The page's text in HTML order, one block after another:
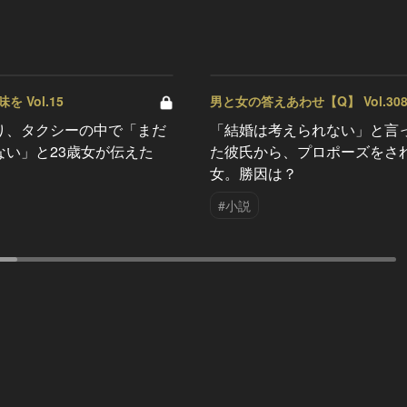
を Vol.15
、タクシーの中で「まだ
い」と23歳女が伝えた
男と女の答えあわせ【Q】 Vol.308
「結婚は考えられない」と言
た彼氏から、プロポーズをさ
女。勝因は？
#小説